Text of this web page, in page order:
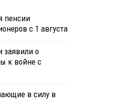
пенсии
с 1 августа
о
к войне с
в силу в